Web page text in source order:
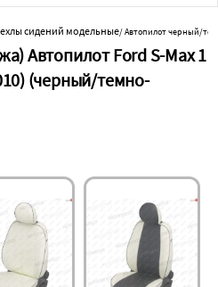
сидений модельные/Автопилот черный/
Автопилот Ford S-Max 1
(черный/темно-